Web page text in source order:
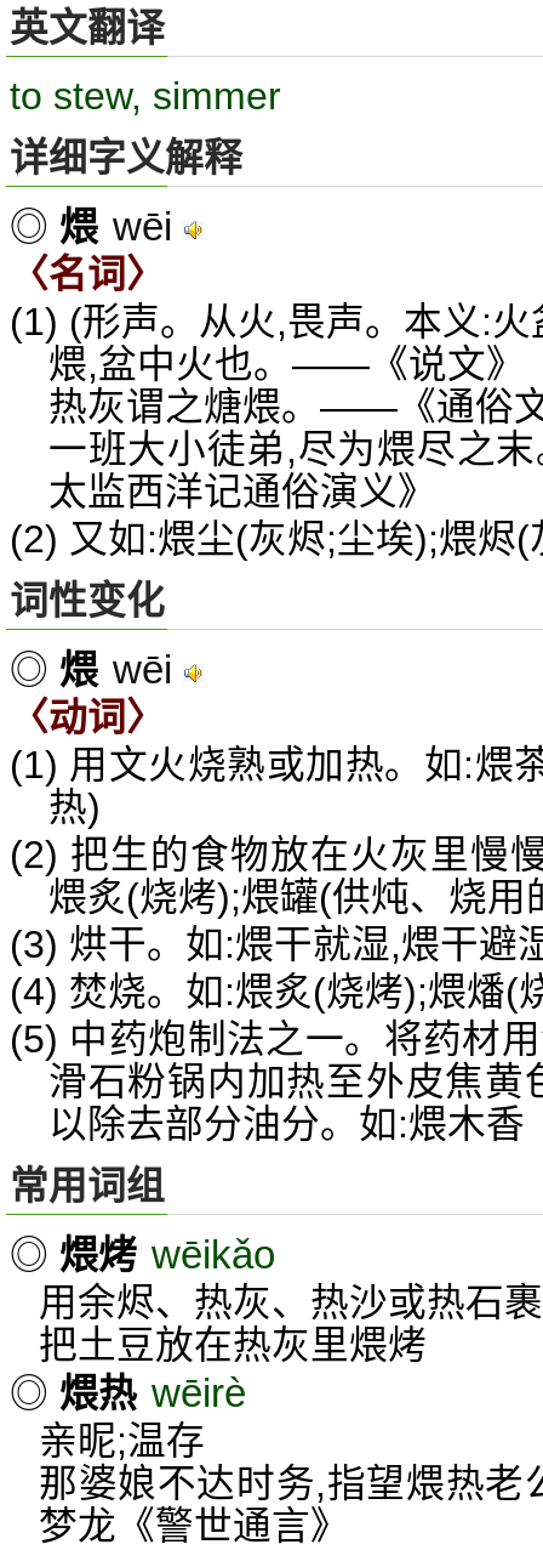
英文翻译
to stew, simmer
详细字义解释
◎ 煨 wēi
〈名词〉
(1) (形声。从火,畏声。本义:
煨,盆中火也。——《说文》
热灰谓之煻煨。——《通俗
一班大小徒弟,尽为煨尽之
太监西洋记通俗演义》
(2) 又如:煨尘(灰烬;尘埃);煨烬
词性变化
◎ 煨 wēi
〈动词〉
(1) 用文火烧熟或加热。如:煨
热)
(2) 把生的食物放在火灰里慢
煨炙(烧烤);煨罐(供炖、烧用
(3) 烘干。如:煨干就湿,煨干避
(4) 焚烧。如:煨炙(烧烤);煨燔(
(5) 中药炮制法之一。将药材
滑石粉锅内加热至外皮焦
以除去部分油分。如:煨木香
常用词组
◎ 煨烤 wēikǎo
用余烬、热灰、热沙或热石
把土豆放在热灰里煨烤
◎ 煨热 wēirè
亲昵;温存
那婆娘不达时务,指望煨热
梦龙《警世通言》